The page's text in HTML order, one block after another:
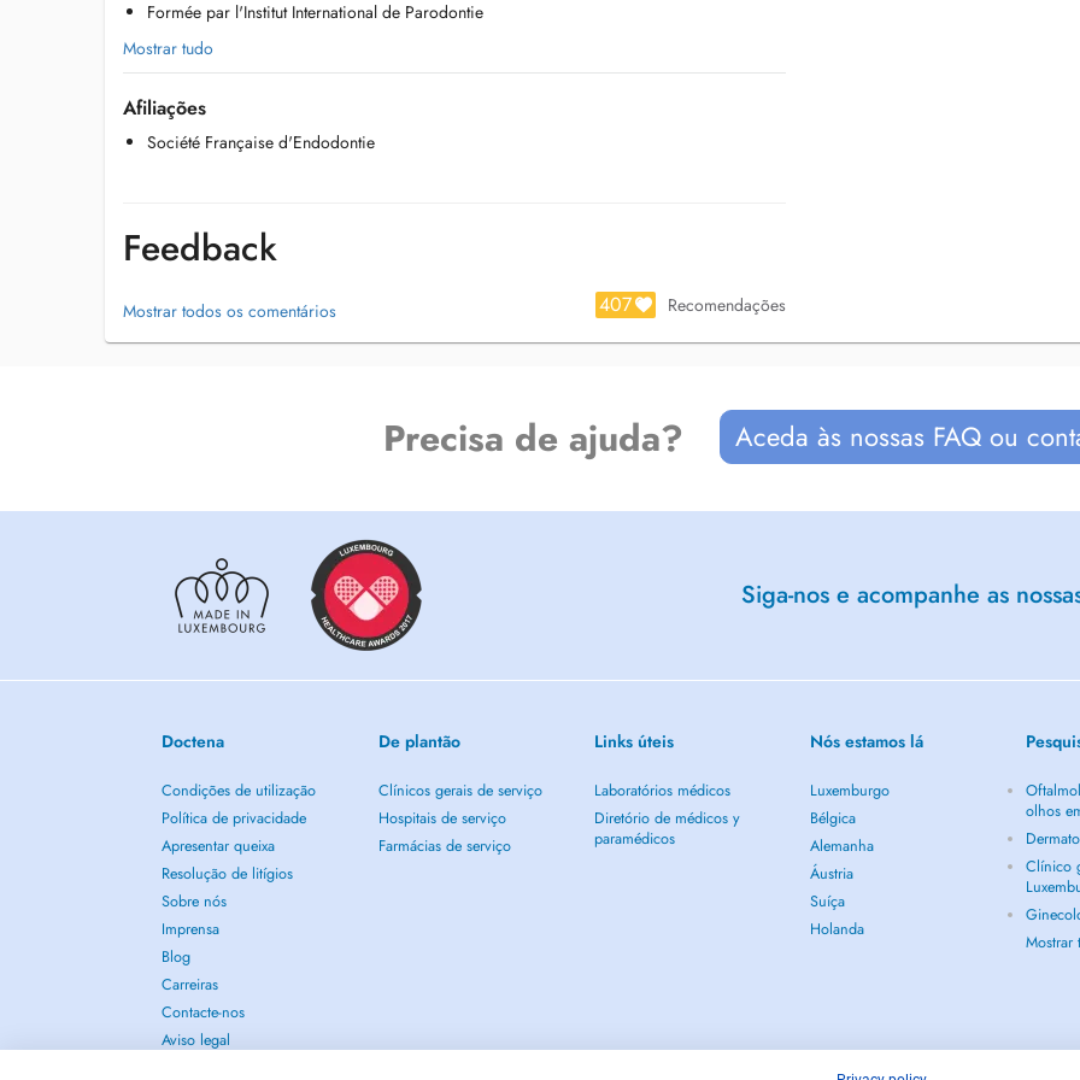
Formée par l'Institut International de Parodontie
Mostrar tudo
Afiliações
Société Française d'Endodontie
Feedback
Mostrar todos os comentários 407 Recomendações
Precisa de ajuda? Aceda às nossas FAQ ou
Siga-nos e acompanhe as
Doctena
Condições de utilização
Política de privacidade
Apresentar queixa
Resolução de litígios
Sobre nós
Imprensa
Blog
Carreiras
Contacte-nos
Aviso legal
De plantão
Clínicos gerais de serviço
Hospitais de serviço
Farmácias de serviço
Links úteis
Laboratórios médicos
Diretório de médicos y
paramédicos
Nós estamos lá
Luxemburgo
Bélgica
Alemanha
Áustria
Suíça
Holanda
olhos
Clínico